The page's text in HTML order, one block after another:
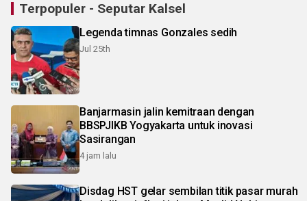
Terpopuler - Seputar Kalsel
Legenda timnas Gonzales sedih
Jul 25th
Banjarmasin jalin kemitraan dengan
BBSPJIKB Yogyakarta untuk inovasi
Sasirangan
4 jam lalu
Disdag HST gelar sembilan titik pasar murah